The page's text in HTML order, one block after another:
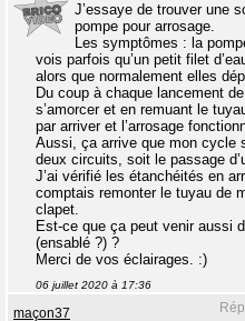
J’essaye de trouver une
pompe pour arrosage.
Les symptômes : la
vois parfois qu’un petit filet
alors que normalement elles
Du coup à chaque lancement
s’amorcer et en remuant le
par arriver et l’arrosage
Aussi, ça arrive que mon cycle
deux circuits, soit le passage
J’ai vérifié les étanchéités en
comptais remonter le tuyau de
clapet.
Est-ce que ça peut venir aussi
(ensablé ?) ?
Merci de vos éclairages. :)
06 juillet 2020 à 17:36
maçon37